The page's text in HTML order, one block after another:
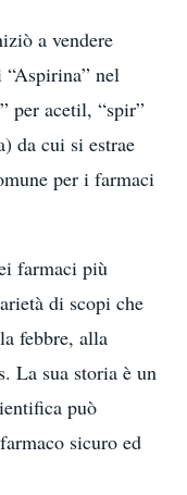
a vendere
nel
per acetil, “spir”
da cui si estrae
per i farmaci
farmaci più
di scopi che
febbre, alla
La sua storia è un
può
sicuro ed